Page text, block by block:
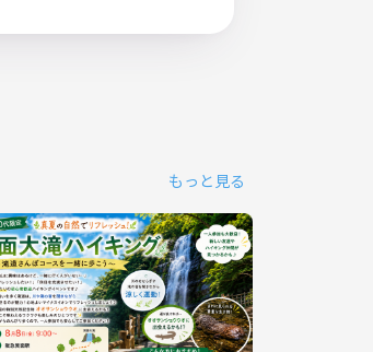
もっと見る